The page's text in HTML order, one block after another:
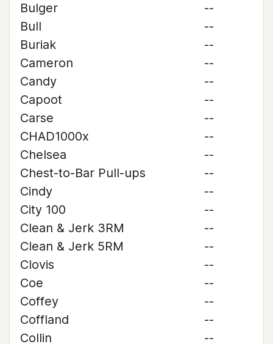
Bulger
--
Bull
--
Buriak
--
Cameron
--
Candy
--
Capoot
--
Carse
--
CHAD1000x
--
Chelsea
--
Chest-to-Bar Pull-ups
--
Cindy
--
City 100
--
Clean & Jerk 3RM
--
Clean & Jerk 5RM
--
Clovis
--
Coe
--
Coffey
--
Coffland
--
Collin
--